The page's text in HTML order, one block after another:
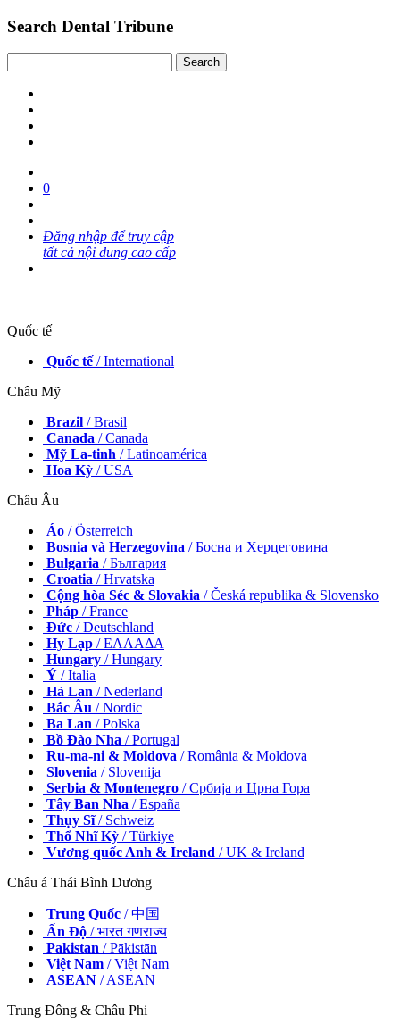
Search Dental Tribune
0
Đăng nhập để truy cập
tất cả nội dung cao cấp
Quốc tế
Quốc tế/ International
Châu Mỹ
Brazil / Brasil
Canada / Canada
Mỹ La-tinh / Latinoamérica
Hoa Kỳ / USA
Châu Âu
Áo / Österreich
Bosnia và Herzegovina / Босна и Херцеговина
Bulgaria / България
Croatia / Hrvatska
Cộng hòa Séc & Slovakia / Česká republika & Slovensko
Pháp / France
Đức / Deutschland
Hy Lạp / ΕΛΛΑΔΑ
Hungary / Hungary
Ý / Italia
Hà Lan / Nederland
Bắc Âu / Nordic
Ba Lan / Polska
Bồ Đào Nha / Portugal
Ru-ma-ni & Moldova / România & Moldova
Slovenia / Slovenija
Serbia & Montenegro / Србија и Црна Гора
Tây Ban Nha / España
Thụy Sĩ/ Schweiz
Thổ Nhĩ Kỳ / Türkiye
Vương quốc Anh & Ireland / UK & Ireland
Châu á Thái Bình Dương
Trung Quốc / 中国
Ấn Độ / भारत गणराज्य
Pakistan / Pākistān
Việt Nam / Việt Nam
ASEAN / ASEAN
Trung Đông & Châu Phi